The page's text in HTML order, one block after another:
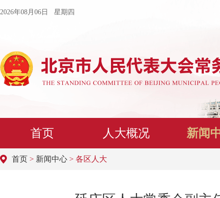
2026年08月06日 星期四
首页 人大概况 新闻
首页 > 新闻中心 > 各区人大